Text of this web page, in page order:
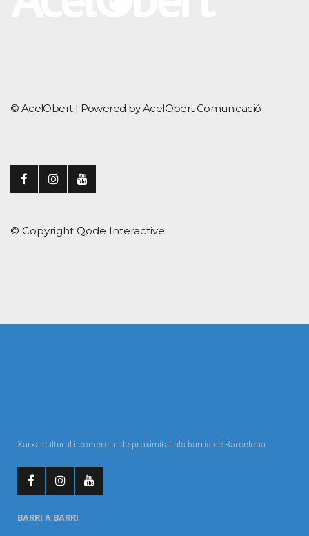
© AcelObert | Powered by AcelObert Comunicació
© Copyright Qode Interactive
Xarxa cultural i comercial de proximitat als barris de Barcelona
BARRI A BARRI